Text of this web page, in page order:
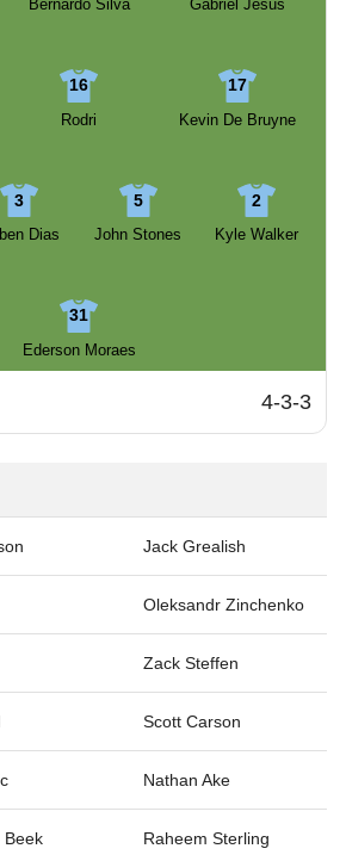
Bernardo Silva
Gabriel Jesus
16
Rodri
17
Kevin De Bruyne
3
Dias
5
John Stones
2
Kyle Walker
31
Ederson Moraes
4-3-3
Jack Grealish
Oleksandr Zinchenko
Zack Steffen
Scott Carson
Nathan Ake
Beek Raheem Sterling